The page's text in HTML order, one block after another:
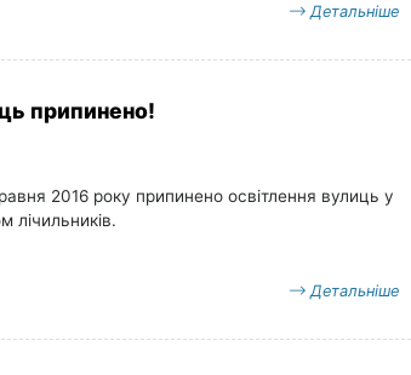
Детальніше
припинено!
2016 року припинено освітлення вулиць у
лічильників.
Детальніше